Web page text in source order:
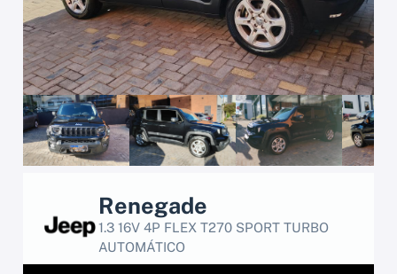
Renegade
1.3 16V 4P FLEX T270 SPORT TURBO
AUTOMÁTICO